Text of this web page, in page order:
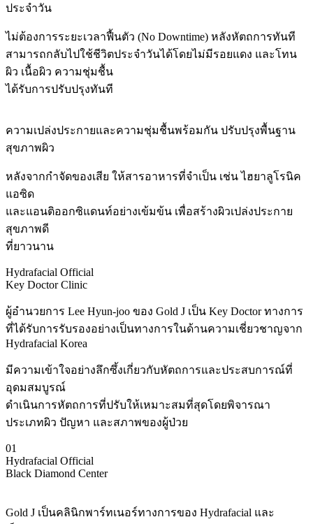
ประจำวัน
ไม่ต้องการระยะเวลาฟื้นตัว (No Downtime) หลังหัตถการทันที
สามารถกลับไปใช้ชีวิตประจำวันได้โดยไม่มีรอยแดง และโทน
ผิว เนื้อผิว ความชุ่มชื้น
ได้รับการปรับปรุงทันที
ความเปล่งประกายและความชุ่มชื้นพร้อมกัน ปรับปรุงพื้นฐาน
สุขภาพผิว
หลังจากกำจัดของเสีย ให้สารอาหารที่จำเป็น เช่น ไฮยาลูโรนิค
แอซิด
และแอนติออกซิแดนท์อย่างเข้มข้น เพื่อสร้างผิวเปล่งประกาย
สุขภาพดี
ที่ยาวนาน
Hydrafacial Official
Key Doctor Clinic
ผู้อำนวยการ Lee Hyun-joo ของ Gold J เป็น Key Doctor ทางการ
ที่ได้รับการรับรองอย่างเป็นทางการในด้านความเชี่ยวชาญจาก
Hydrafacial Korea
มีความเข้าใจอย่างลึกซึ้งเกี่ยวกับหัตถการและประสบการณ์ที่
อุดมสมบูรณ์
ดำเนินการหัตถการที่ปรับให้เหมาะสมที่สุดโดยพิจารณา
ประเภทผิว ปัญหา และสภาพของผู้ป่วย
01
Hydrafacial Official
Black Diamond Center
Gold J เป็นคลินิกพาร์ทเนอร์ทางการของ Hydrafacial และ